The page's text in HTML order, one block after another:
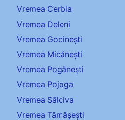
Vremea Cerbia
Vremea Deleni
Vremea Godinești
Vremea Micănești
Vremea Pogănești
Vremea Pojoga
Vremea Sălciva
Vremea Tămășești